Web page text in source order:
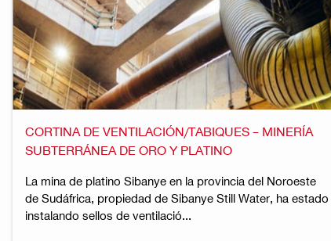
CORTINA DE VENTILACIÓN/TABIQUES – MINERÍA
SUBTERRÁNEA DE ORO Y PLATINO
La mina de platino Sibanye en la provincia del Noroeste
de Sudáfrica, propiedad de Sibanye Still Water, ha estado
instalando sellos de ventilació...